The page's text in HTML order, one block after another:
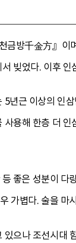
금방千金方』
빚었다. 이후
년근 이상의 인
용해 한층 더
좋은 성분이
가볍다. 술을
으나 조선시대